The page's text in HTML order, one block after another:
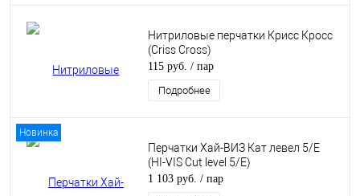
Нитриловые перчатки Крисс Кросс
(Criss Cross)
115 руб. / пар
Подробнее
Новинка
Перчатки Хай-ВИЗ Кат левел 5/Е
(HI-VIS Cut level 5/E)
1 103 руб. / пар